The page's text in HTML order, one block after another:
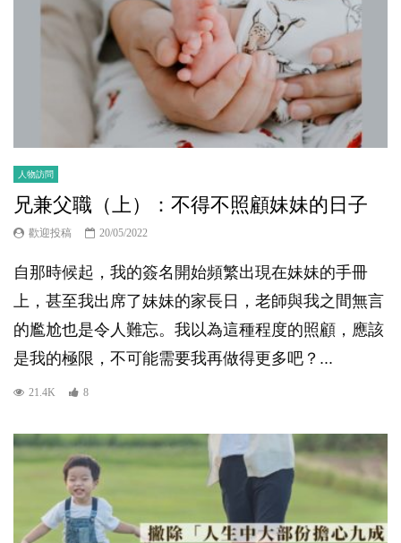
人物訪問
兄兼父職（上）：不得不照顧妹妹的日子
歡迎投稿 20/05/2022
自那時候起，我的簽名開始頻繁出現在妹妹的手冊
上，甚至我出席了妹妹的家長日，老師與我之間無言
的尷尬也是令人難忘。我以為這種程度的照顧，應該
是我的極限，不可能需要我再做得更多吧？...
21.4K 8